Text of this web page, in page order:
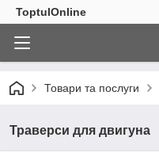
ToptulOnline
Товари та послуги
Траверси для двигуна